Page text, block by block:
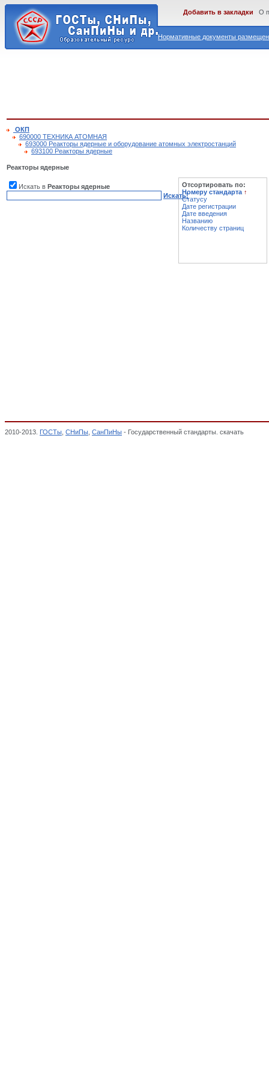
Нормативные документы
Добавить в закладки О
ОКП
690000 ТЕХНИКА АТОМНАЯ
693000 Реакторы ядерные и оборудование атомных электростанций
693100 Реакторы ядерные
Реакторы ядерные
Искать в Реакторы ядерные
Искать!
Отсортировать по:
Номеру стандарта ↑
Статусу
Дате регистрации
Дате введения
Названию
Количеству страниц
2010-2013. ГОСТы СНиПы СанПиНы - Государственный стандарты. скачать